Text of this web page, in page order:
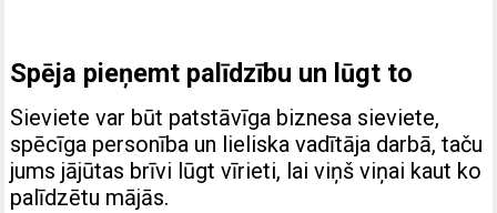
Spēja pieņemt palīdzību un lūgt to
Sieviete var būt patstāvīga biznesa sieviete,
spēcīga personība un lieliska vadītāja darbā, taču
jums jājūtas brīvi lūgt vīrieti, lai viņš viņai kaut ko
palīdzētu mājās.